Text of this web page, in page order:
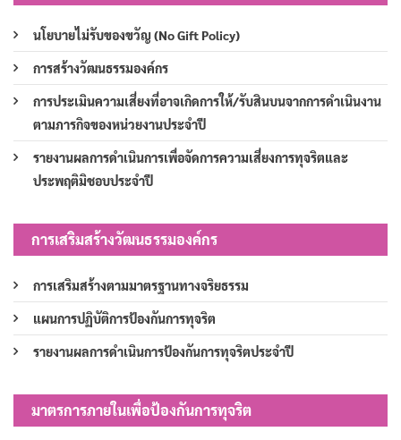
นโยบายไม่รับของขวัญ (No Gift Policy)
การสร้างวัฒนธรรมองค์กร
การประเมินความเสี่ยงที่อาจเกิดการให้/รับสินบนจากการดำเนินงาน
ตามภารกิจของหน่วยงานประจำปี
รายงานผลการดำเนินการเพื่อจัดการความเสี่ยงการทุจริตและ
ประพฤติมิชอบประจำปี
การเสริมสร้างวัฒนธรรมองค์กร
การเสริมสร้างตามมาตรฐานทางจริยธรรม
แผนการปฏิบัติการป้องกันการทุจริต
รายงานผลการดำเนินการป้องกันการทุจริตประจำปี
มาตรการภายในเพื่อป้องกันการทุจริต